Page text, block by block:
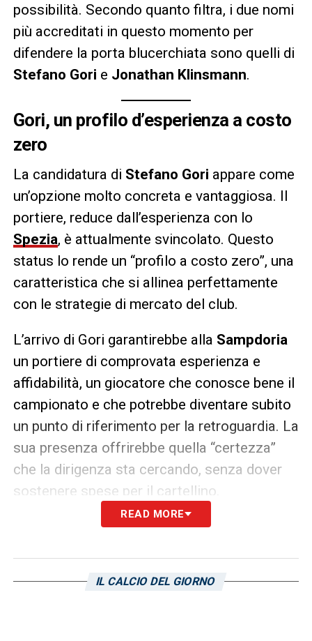
possibilità. Secondo quanto filtra, i due nomi
più accreditati in questo momento per
difendere la porta blucerchiata sono quelli di
Stefano Gori e Jonathan Klinsmann.
Gori, un profilo d’esperienza a costo
zero
La candidatura di Stefano Gori appare come
un’opzione molto concreta e vantaggiosa. Il
portiere, reduce dall’esperienza con lo
Spezia, è attualmente svincolato. Questo
status lo rende un “profilo a costo zero”, una
caratteristica che si allinea perfettamente
con le strategie di mercato del club.
L’arrivo di Gori garantirebbe alla Sampdoria
un portiere di comprovata esperienza e
affidabilità, un giocatore che conosce bene il
campionato e che potrebbe diventare subito
un punto di riferimento per la retroguardia. La
sua presenza offrirebbe quella “certezza”
che la dirigenza sta cercando, senza dover
sostenere spese per il cartellino.
cognome importante
Un’alternativa a Gori èJonathan Klinsmann
READ MORE
IL CALCIO DEL GIORNO